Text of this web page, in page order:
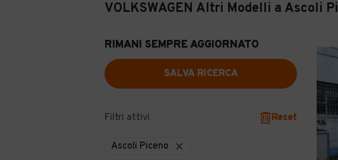
VOLKSWAGEN Altri Modelli a Ascoli
RIMANI SEMPRE AGGIORNATO
SALVA RICERCA
Filtri attivi Reset
Ascoli Piceno